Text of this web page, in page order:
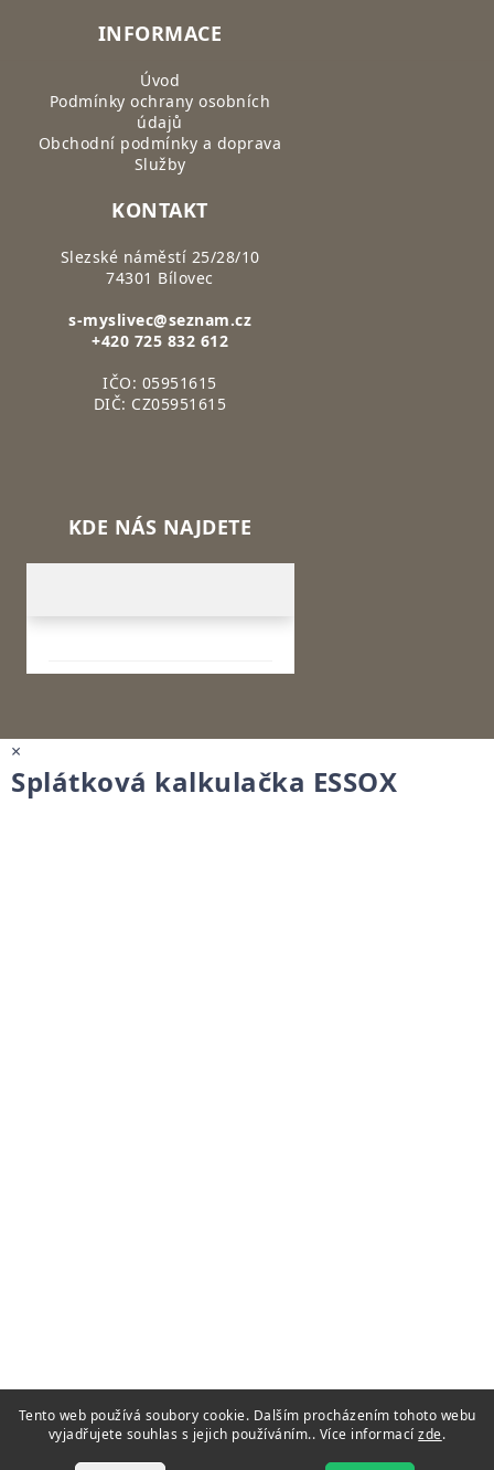
Tento web používá soubory cookie. Dalším procházením tohoto webu
vyjadřujete souhlas s jejich používáním.. Více informacízde.
INFORMACE
Úvod
Podmínky ochrany osobních
údajů
Obchodní podmínky a doprava
Služby
KONTAKT
Slezské náměstí 25/28/10
74301 Bílovec
s-myslivec@seznam.cz
+420 725 832 612
IČO: 05951615
DIČ: CZ05951615
KDE NÁS NAJDETE
×
Splátková kalkulačka ESSOX